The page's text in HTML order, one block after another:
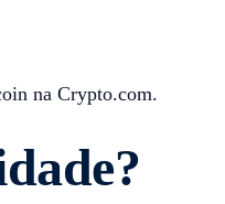
na Crypto.com.